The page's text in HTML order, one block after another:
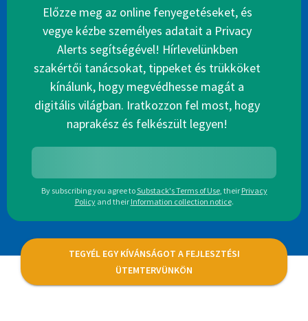
Előzze meg az online fenyegetéseket, és
vegye kézbe személyes adatait a Privacy
Alerts segítségével! Hírlevelünkben
szakértői tanácsokat, tippeket és trükköket
kínálunk, hogy megvédhesse magát a
digitális világban. Iratkozzon fel most, hogy
naprakész és felkészült legyen!
By subscribing you agree toSubstack's Terms of Use, their Privacy
Policy and their Information collection notice.
TEGYÉL EGY KÍVÁNSÁGOT A FEJLESZTÉSI
ÜTEMTERVÜNKÖN